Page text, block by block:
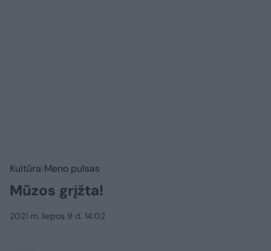
Kultūra Meno pulsas
Mūzos grįžta!
2021 m. liepos 9 d. 14:02